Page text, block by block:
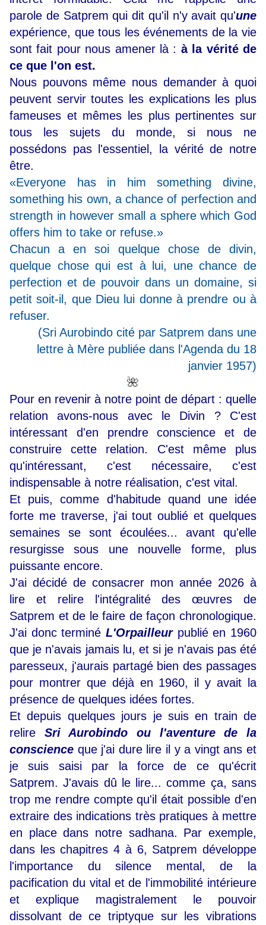
parole de Satprem qui dit qu'il n'y avait qu'une
expérience, que tous les événements de la vie
sont fait pour nous amener là : à la vérité de
ce que l'on est.
Nous pouvons même nous demander à quoi
peuvent servir toutes les explications les plus
fameuses et mêmes les plus pertinentes sur
tous les sujets du monde, si nous ne
possédons pas l'essentiel, la vérité de notre
être.
«Everyone has in him something divine,
something his own, a chance of perfection and
strength in however small a sphere which God
offers him to take or refuse.»
Chacun a en soi quelque chose de divin,
quelque chose qui est à lui, une chance de
perfection et de pouvoir dans un domaine, si
petit soit-il, que Dieu lui donne à prendre ou à
refuser.
(Sri Aurobindo cité par Satprem dans une
lettre à Mère publiée dans l'Agenda du 18
janvier 1957)
🌺
Pour en revenir à notre point de départ : quelle
relation avons-nous avec le Divin ? C'est
intéressant d'en prendre conscience et de
construire cette relation. C'est même plus
qu'intéressant, c'est nécessaire, c'est
indispensable à notre réalisation, c'est vital.
Et puis, comme d'habitude quand une idée
forte me traverse, j'ai tout oublié et quelques
semaines se sont écoulées... avant qu'elle
resurgisse sous une nouvelle forme, plus
puissante encore.
J'ai décidé de consacrer mon année 2026 à
lire et relire l'intégralité des œuvres de
Satprem et de le faire de façon chronologique.
J'ai donc terminé L'Orpailleurpublié en 1960
que je n'avais jamais lu, et si je n'avais pas été
paresseux, j'aurais partagé bien des passages
pour montrer que déjà en 1960, il y avait la
présence de quelques idées fortes.
Et depuis quelques jours je suis en train de
relire Sri Aurobindo ou l'aventure de la
conscience que j'ai dure lire il y a vingt ans et
je suis saisi par la force de ce qu'écrit
Satprem. J'avais dû le lire... comme ça, sans
trop me rendre compte qu'il était possible d'en
extraire des indications très pratiques à mettre
en place dans notre sadhana. Par exemple,
dans les chapitres 4 à 6, Satprem développe
l'importance du silence mental, de la
pacification du vital et de l'immobilité intérieure
et explique magistralement le pouvoir
dissolvant de ce triptyque sur les vibrations